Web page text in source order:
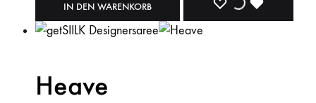
IN DEN WARENKORB WISHLISTWISHLIST
Heave